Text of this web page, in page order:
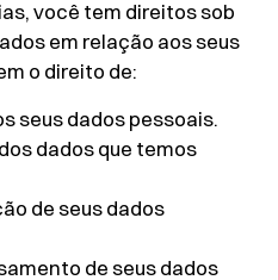
você tem direitos sob
em relação aos seus
o direito de:
seus dados pessoais.
dados que temos
de seus dados
de seus dados